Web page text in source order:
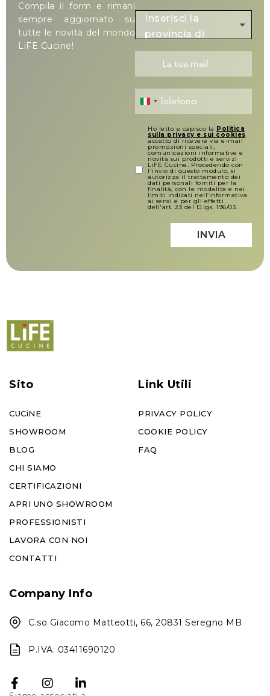
Compila il form e rimani
sempre aggiornato su
tutte le novità del mondo
LiFE Cucine!
Inserisci la
provincia di
residenza
Italy +39
Ho letto e capisco la Politica
sulla privacy e sui cookies
accetto di ricevere via e-mail
promozioni speciali,
comunicazioni informative e
novità sui prodotti e servizi
LiFE Cucine. Procedendo con
l'invio di questo modulo, si
autorizza il trattamento dei
dati personali forniti per la
finalità, con le modalità e nei
limiti indicati nell’informativa
ai sensi e per gli effetti
dell'art. 23 del D.lgs. 196/03.
INVIA
Sito
CUCiNE
SHOWROOM
BLOG
CHI SIAMO
CERTIFICAZIONI
APRI UNO SHOWROOM
PROFESSIONISTI
LAVORA CON NOI
CONTATTI
Link Utili
PRIVACY POLICY
COOKIE POLICY
FAQ
Company Info
C.so Giacomo Matteotti, 66, 20831 Seregno MB
P.IVA: 03411690120